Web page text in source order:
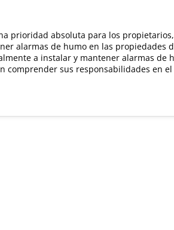
prioridad absoluta para los
alarmas de humo en las propiedades
a instalar y mantener alarmas de
comprender sus responsabilidades en